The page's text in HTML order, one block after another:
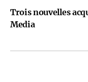
Trois nouvelles
Media